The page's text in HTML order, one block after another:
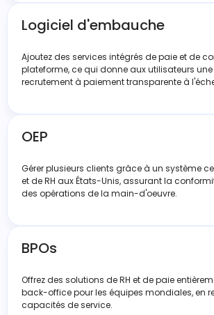
Logiciel d'embauche
Ajoutez des services intégrés de paie et de
plateforme, ce qui donne aux utilisateurs une
recrutement à paiement transparente à
OEP
Gérer plusieurs clients grâce à un système
et de RH aux États-Unis, assurant la
des opérations de la main-d'oeuvre.
BPOs
Offrez des solutions de RH et de paie
back-office pour les équipes mondiales, en
capacités de service.